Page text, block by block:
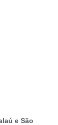
e São